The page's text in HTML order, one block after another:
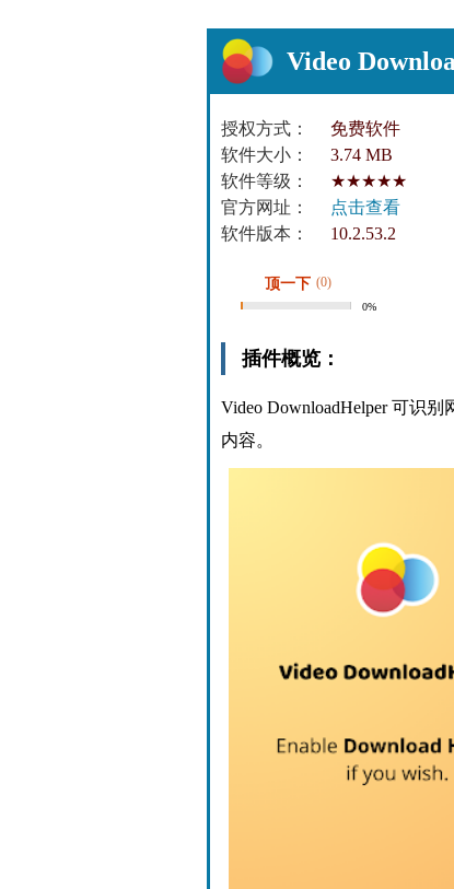
Video
授权方式： 免费软件
软件大小：
3.74 MB
软件等级：
★★★★★
官方网址：
点击查看
软件版本：
10.2.53.2
顶一下 (0)
0%
插件概览：
Video DownloadHelper 可识
内容。